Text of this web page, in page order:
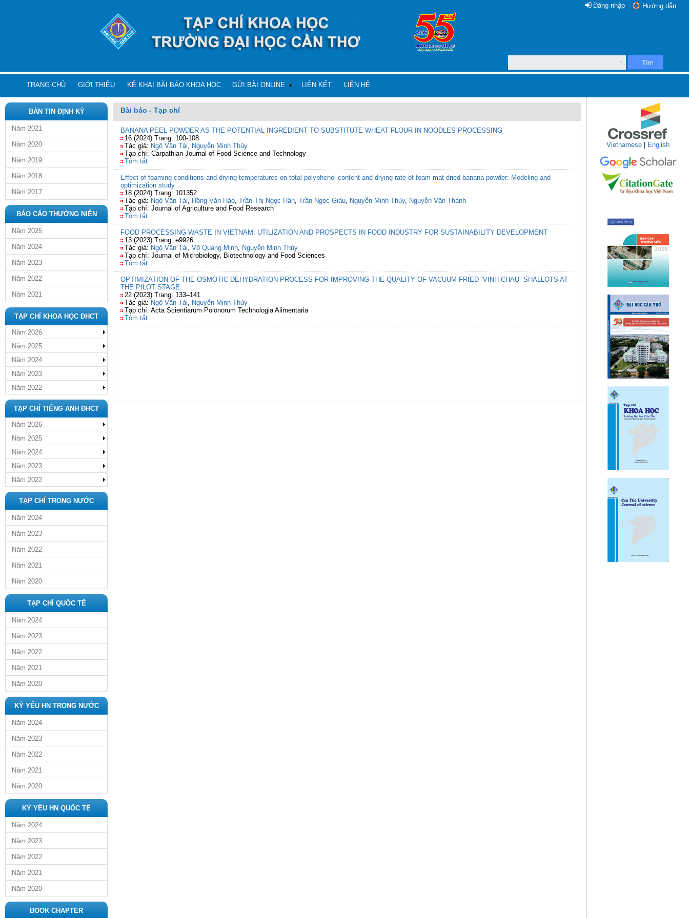
Hướng dẫn
Đăng nhập
Tìm
TRANG CHỦ GIỚI THIỆU KÊ KHAI BÀI BÁO KHOA HỌC GỬI BÀI ONLINE LIÊN KẾT LIÊN HỆ
BẢN TIN ĐỊNH KỲ
Năm 2021
Năm 2020
Năm 2019
Năm 2018
Năm 2017
BÁO CÁO THƯỜNG NIÊN
Năm 2025
Năm 2024
Năm 2023
Năm 2022
Năm 2021
TẠP CHÍ KHOA HỌC ĐHCT
Năm 2026
Năm 2025
Năm 2024
Năm 2023
Năm 2022
TẠP CHÍ TIẾNG ANH ĐHCT
Năm 2026
Năm 2025
Năm 2024
Năm 2023
Năm 2022
TẠP CHÍ TRONG NƯỚC
Năm 2024
Năm 2023
Năm 2022
Năm 2021
Năm 2020
TẠP CHÍ QUỐC TẾ
Năm 2024
Năm 2023
Năm 2022
Năm 2021
Năm 2020
KỶ YẾU HN TRONG NƯỚC
Năm 2024
Năm 2023
Năm 2022
Năm 2021
Năm 2020
KỶ YẾU HN QUỐC TẾ
Năm 2024
Năm 2023
Năm 2022
Năm 2021
Năm 2020
BOOK CHAPTER
Bài báo - Tạp chí
BANANA PEEL POWDER AS THE POTENTIAL INGREDIENT TO SUBSTITUTE WHEAT FLOUR IN NOODLES PROCESSING
16 (2024) Trang: 100-108
Tác giả: Ngô Văn Tài, Nguyễn Minh Thủy
Tạp chí: Carpathian Journal of Food Science and Technology
Tóm tắt
Effect of foaming conditions and drying temperatures on total polyphenol content and drying rate of foam-mat dried banana powder: Modeling and
optimization study
18 (2024) Trang: 101352
Tác giả: Ngô Văn Tài, Hồng Văn Háo, Trần Thị Ngọc Hân, Trần Ngọc Giàu, Nguyễn Minh Thủy, Nguyễn Văn Thành
Tạp chí: Journal of Agriculture and Food Research
Tóm tắt
FOOD PROCESSING WASTE IN VIETNAM: UTILIZATION AND PROSPECTS IN FOOD INDUSTRY FOR SUSTAINABILITY DEVELOPMENT
13 (2023) Trang: e9926
Tác giả: Ngô Văn Tài, Võ Quang Minh, Nguyễn Minh Thủy
Tạp chí: Journal of Microbiology, Biotechnology and Food Sciences
Tóm tắt
OPTIMIZATION OF THE OSMOTIC DEHYDRATION PROCESS FOR IMPROVING THE QUALITY OF VACUUM-FRIED “VINH CHAU” SHALLOTS AT
THE PILOT STAGE
22 (2023) Trang: 133–141
Tác giả: Ngô Văn Tài, Nguyễn Minh Thủy
Tạp chí: Acta Scientiarum Polonorum Technologia Alimentaria
Tóm tắt
Vietnamese English